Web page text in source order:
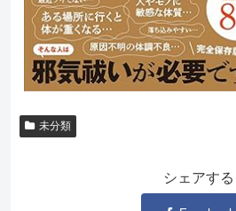
未分類
シェアする